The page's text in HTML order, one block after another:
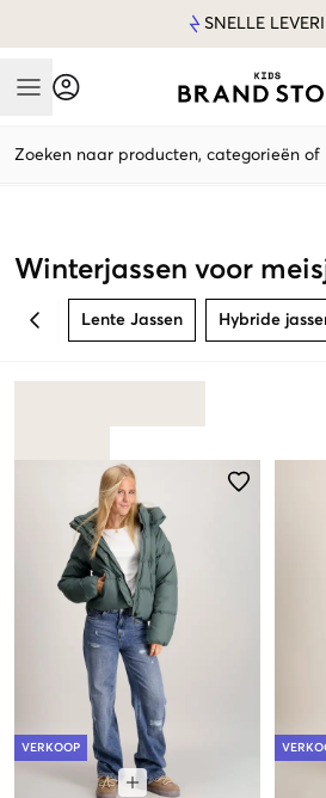
SNELLE
Mobile Menu
Zoeken naar producten, categorieën of
Winterjassen voor
BACK Lente Jassen Hybride
VERKOOP